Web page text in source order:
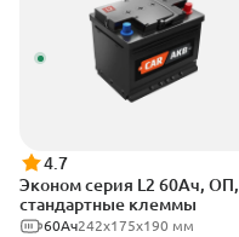
4.7
Эконом серия L2 60Ач, ОП,
стандартные клеммы
242х175х190 мм
60Ач